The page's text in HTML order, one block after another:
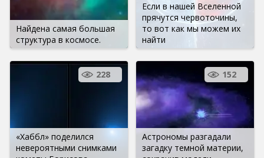
Найдена самая большая
структура в космосе.
Если в нашей Вселенной
прячутся червоточины,
то вот как мы можем их
найти
«Хаббл» поделился
невероятными снимками
228
Астрономы разгадали
загадку темной материи,
152